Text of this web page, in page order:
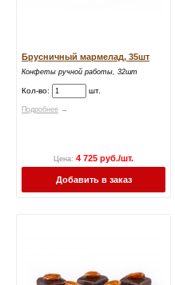
Брусничный мармелад, 35шт
Конфеты ручной работы, 32шт
Кол-во: шт.
Подробнее →
Цена: 4 725 руб./шт.
Добавить в заказ